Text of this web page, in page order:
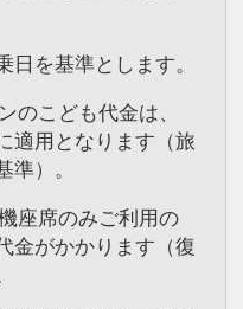
を基準とします。
のこども代金は、
適用となります（旅
準）。
座席のみご利用の
金がかかります（復